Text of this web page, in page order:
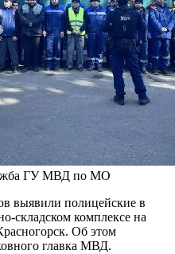
ГУ МВД по МО
выявили полицейские в
складском комплексе на
Об этом
главка МВД.